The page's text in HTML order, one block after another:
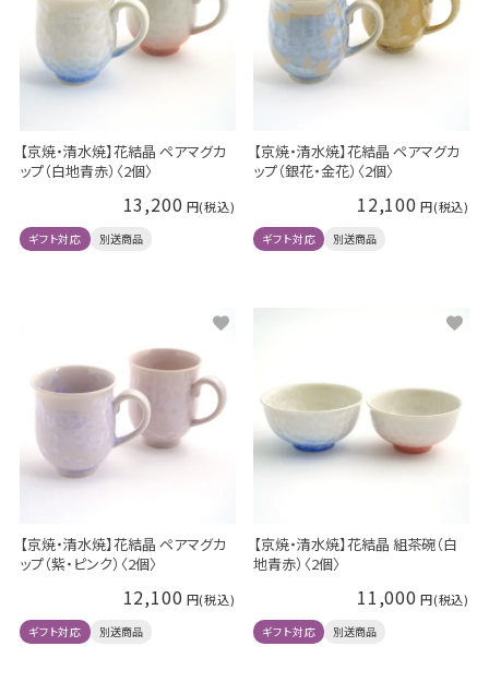
【京焼・清水焼】花結晶 ペアマグカ
ップ（白地青赤）〈2個〉
13,200
ギフト対応 別送商品
【京焼・清水焼】花結晶 ペアマグカ
ップ（銀花・金花）〈2個〉
12,100
ギフト対応 別送商品
【京焼・清水焼】花結晶 ペアマグカ
ップ（紫・ピンク）〈2個〉
12,100
ギフト対応 別送商品
【京焼・清水焼】花結晶 組茶碗（白
地青赤）〈2個〉
11,000
ギフト対応 別送商品